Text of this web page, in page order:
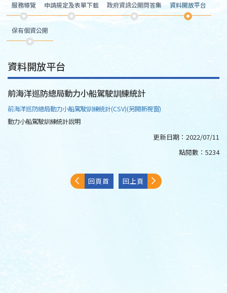
服務導覽 申請規定及表單下載 政府資訊公開問答集 資料開放平台
保有個資公開
資料開放平台
前海洋巡防總局動力小船駕駛訓練統計
前海洋巡防總局動力小船駕駛訓練統計(CSV)(另開新視窗)
動力小船駕駛訓練統計說明
更新日期： 2022/07/11
點閱數： 5234
回頁首 回上頁